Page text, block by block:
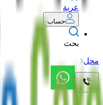
عربة
حساب
بحث
محل